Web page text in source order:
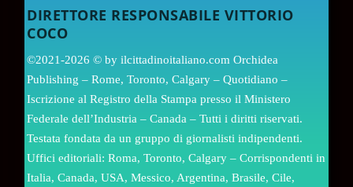
DIRETTORE RESPONSABILE VITTORIO
COCO
©2021-2026 © by ilcittadinoitaliano.com Orchidea
Publishing – Rome, Toronto, Calgary – Quotidiano –
Iscrizione al Registro della Stampa presso il Ministero
Federale dell’Industria – Canada – Tutti i diritti riservati.
Testata fondata da un gruppo di giornalisti indipendenti.
Uffici editoriali: Roma, Toronto, Calgary – Corrispondenti in
Italia, Canada, USA, Messico, Argentina, Brasile, Cile,